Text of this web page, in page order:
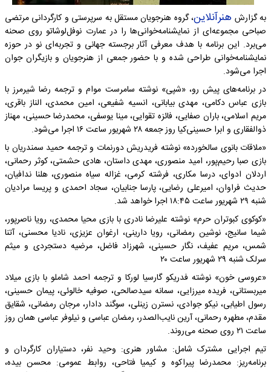
به گزارش هنرآنلاین، گروه هنرجویان مستقل به سرپرستی و کارگردانی مرتضی
صباحی مجموعه‌ای از نمایشنامه‌خوانی‌ها را در عمارت نوفل‌لوشاتو روی صحنه
می‌برد. این برنامه با هدف معرفی آثار برجسته جهانی و تجربه‌ای نو در حوزه
نمایشنامه‌خوانی طراحی شده و با حضور جمعی از هنرجویان و بازیگران جوان
اجرا می‌شود.
در برنامه‌های پیش رو، «شپی» نوشته سامرست موام و ترجمه رضا شیرمرز با
بازی عباس دکامی، مهدی بیابانی، انسیه شفیعی، امین محمدی، الناز باقری،
مریم اسلامی، باران صفایی، فائزه تقوایی، مینا یوسفی، محمدرضا حسینی، مهناز
ذوالفقاری و ابرا حسینی‌کیا روز جمعه ۲۸ شهریور ساعت ۱۶ اجرا می‌شود.
«ملاقات بانوی سالخورده» نوشته فریدریش دورنمات و ترجمه حمید سمندریان با
بازی صبا رحیم‌پور، امید منصوری، مهدی داستان، هادی حشمتی، کوثر رحمانی،
اردلان ادوای، درسا مکاری، فرشته کرمی، غزاله سیاه منصوری، هلنا ندافیان،
حدیث فراوان، امیرعلی رضایی، پارسا جنابیان، سجاد احمدی و پریسا مرادیان
شنبه ۲۹ شهریور ساعت ۱۸:۴۵ اجرا خواهد شد.
«کوکوی کبوتران حرم» نوشته علیرضا نادری با بازی محیا محمدی، رویا ناصرپور،
شیما سانیج، نوشین رمضانی، رویا دارینی، ارغوان عزیزی، نادیا محسنی، آتنا
شمس، مریم عفیف، نگار حسینی، شهرزاد فاضل، مرضیه دستجردی و میثم
سرلک شنبه ۲۹ شهریور ساعت ۲۰
«عروسی خون» نوشته فدریکو گارسیا لورکا و ترجمه احمد شاملو با بازی میلاد
میربستانی، فریده میرزایی، سمانه سیدصالحی، صوفیه خالوئی، پیمان حسینی،
رسول اطیابی، نیکو جوادی، نسترن زینلی، سوگند دادار، مرجان رمضانی، شقایق
مقدم، مطهره رحمانی، آرین نایب‌الصدر، رمضان عباسی و نیلوفر عباسی همان روز
ساعت ۲۱ روی صحنه می‌روند.
تیم اجرایی مشترک شامل: مشاور هنری: وحید نفر، دستیاران کارگردان و
برنامه‌ریز: محمدرضا پیراکوه و کیمیا فتاحی، روابط عمومی: محسن بیده،